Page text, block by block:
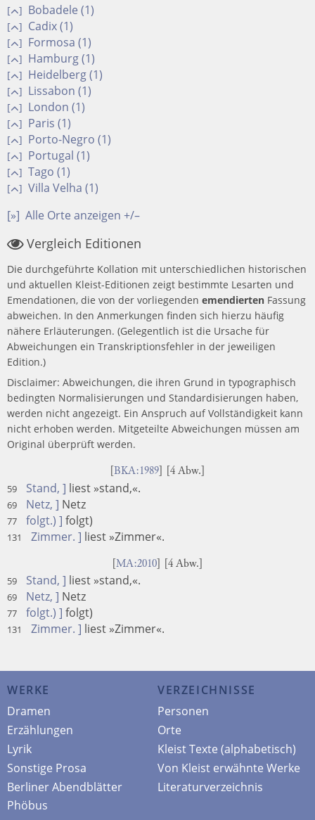
[ ] Bobadele (1)
[ ] Cadix (1)
[ ] Formosa (1)
[ ] Hamburg (1)
[ ] Heidelberg (1)
[ ] Lissabon (1)
[ ] London (1)
[ ] Paris (1)
[ ] Porto-Negro (1)
[ ] Portugal (1)
[ ] Tago (1)
[ ] Villa Velha (1)
[»] Alle Orte anzeigen +/–
Vergleich Editionen
Die durchgeführte Kollation mit unterschiedlichen historischen
und aktuellen Kleist-Editionen zeigt bestimmte Lesarten und
Emendationen, die von der vorliegenden emendierten Fassung
abweichen. In den Anmerkungen finden sich hierzu häufig
nähere Erläuterungen. (Gelegentlich ist die Ursache für
Abweichungen ein Transkriptionsfehler in der jeweiligen
Edition.)
Disclaimer: Abweichungen, die ihren Grund in typographisch
bedingten Normalisierungen und Standardisierungen haben,
werden nicht angezeigt. Ein Anspruch auf Vollständigkeit kann
nicht erhoben werden. Mitgeteilte Abweichungen müssen am
Original überprüft werden.
BKA:1989 ] [4 Abw.]
59 Stand, ] liest »stand,«.
69 Netz, ] Netz
77 folgt.) ] folgt)
131 Zimmer. ] liest »Zimmer«.
MA:2010 ] [4 Abw.]
59 Stand, ] liest »stand,«.
69 Netz, ] Netz
77 folgt.) ] folgt)
131 Zimmer. ] liest »Zimmer«.
WERKE
Dramen
Erzählungen
Lyrik
Sonstige Prosa
Berliner Abendblätter
Phöbus
VERZEICHNISSE
Personen
Orte
Kleist Texte (alphabetisch)
Von Kleist erwähnte Werke
Literaturverzeichnis